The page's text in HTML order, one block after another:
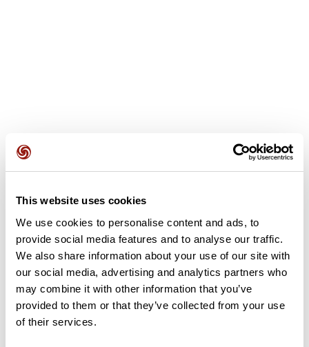
This website uses cookies
We use cookies to personalise content and ads, to
provide social media features and to analyse our traffic.
We also share information about your use of our site with
our social media, advertising and analytics partners who
may combine it with other information that you’ve
provided to them or that they’ve collected from your use
of their services.
Avis des utilisateurs
Soyez le premier à ajouter un avis !
Ajouter un avis